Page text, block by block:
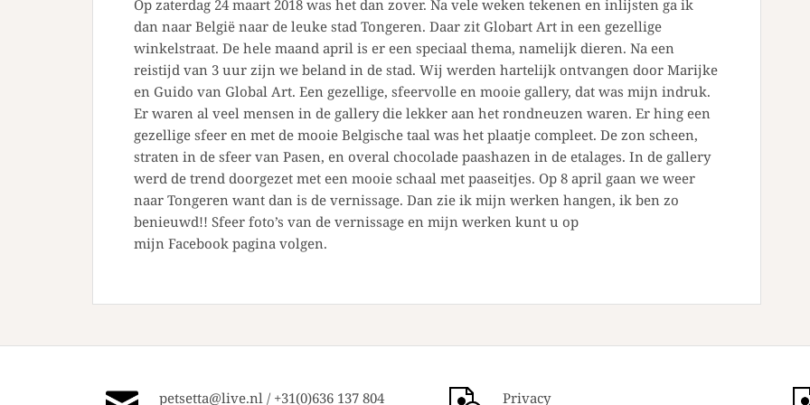
Op zaterdag 24 maart 2018 was het dan zover. Na vele weken tekenen en inlijsten ga ik
dan naar België naar de leuke stad Tongeren. Daar zit Globart Art in een gezellige
winkelstraat. De hele maand april is er een speciaal thema, namelijk dieren. Na een
reistijd van 3 uur zijn we beland in de stad. Wij werden hartelijk ontvangen door Marijke
en Guido van Global Art. Een gezellige, sfeervolle en mooie gallery, dat was mijn indruk.
Er waren al veel mensen in de gallery die lekker aan het rondneuzen waren. Er hing een
gezellige sfeer en met de mooie Belgische taal was het plaatje compleet. De zon scheen,
straten in de sfeer van Pasen, en overal chocolade paashazen in de etalages. In de gallery
werd de trend doorgezet met een mooie schaal met paaseitjes. Op 8 april gaan we weer
naar Tongeren want dan is de vernissage. Dan zie ik mijn werken hangen, ik ben zo
benieuwd!! Sfeer foto’s van de vernissage en mijn werken kunt u op
mijn Facebook pagina volgen.
petsetta@live.nl / +31(0)636 137 804 Privacy